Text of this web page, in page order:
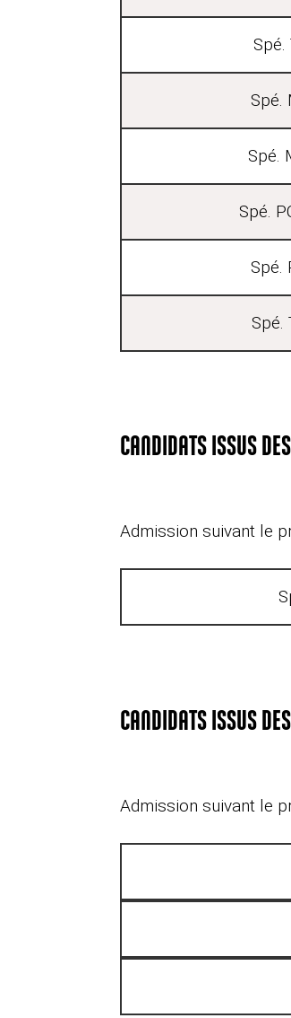
Spé.
Spé.
Spé.
Spé.
Spé.
Spé.
CANDIDATS ISSUS
Admission suivant le
CANDIDATS ISSUS
Admission suivant le